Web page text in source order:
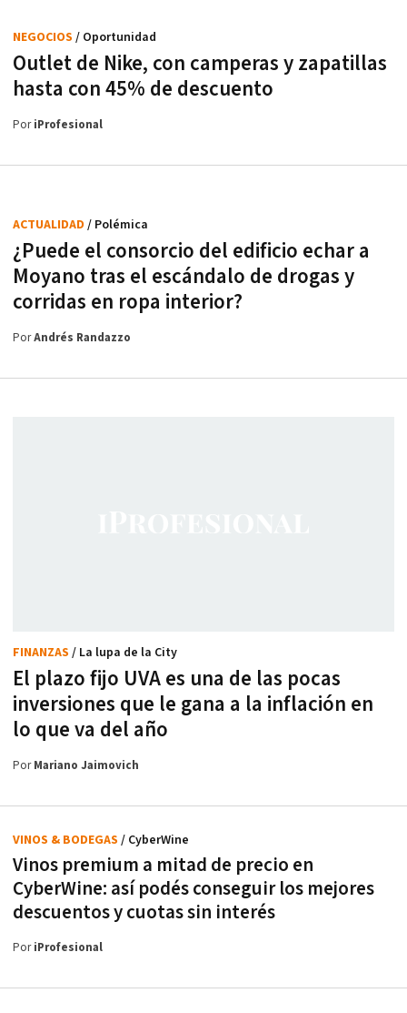
Outlet de Nike, con camperas y zapatillas
hasta con 45% de descuento
NEGOCIOS / Oportunidad
PoriProfesional
¿Puede el consorcio del edificio echar a
Moyano tras el escándalo de drogas y
corridas en ropa interior?
ACTUALIDAD / Polémica
PorAndrés Randazzo
El plazo fijo UVA es una de las pocas
inversiones que le gana a la inflación en
lo que va del año
FINANZAS / La lupa de la City
PorMariano Jaimovich
Vinos premium a mitad de precio en
CyberWine: así podés conseguir los mejores
descuentos y cuotas sin interés
VINOS & BODEGAS / CyberWine
PoriProfesional